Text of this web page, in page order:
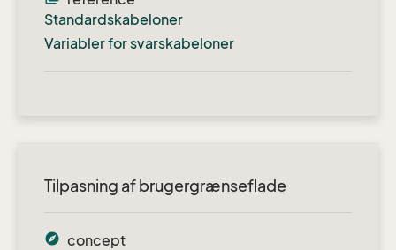
Standardskabeloner
Variabler for svarskabeloner
Tilpasning af brugergrænseflade
explore concept